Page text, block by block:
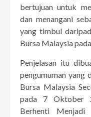
bertujuan untuk
dan menangani
yang timbul
Bursa Malaysia
Penjelasan itu
pengumuman yang
Bursa Malaysia
pada 7 Oktober
Berhenti Menjadi